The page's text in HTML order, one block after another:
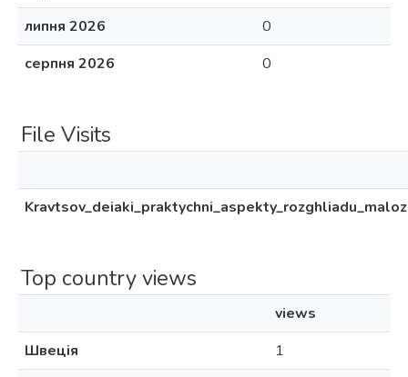
липня 2026
0
серпня 2026
0
File Visits
Top country views
views
Швеція
1